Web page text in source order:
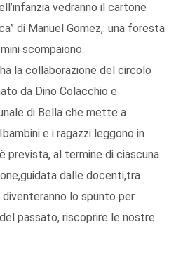
vedranno il cartone
di Manuel Gomez,: una foresta
scompaiono.
la collaborazione del circolo
da Dino Colacchio e
di Bella che mette a
e i ragazzi leggono in
prevista, al termine di ciascuna
dalle docenti,tra
lo spunto per
passato, riscoprire le nostre